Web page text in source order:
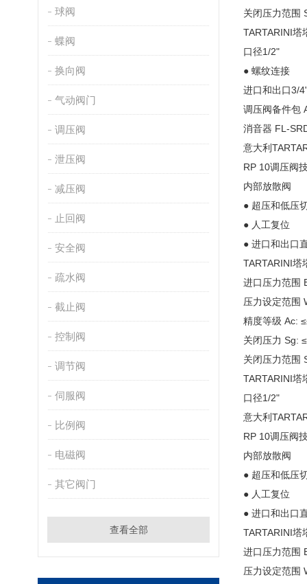
球阀
蝶阀
换向阀
气动阀门
调压阀
泄压阀
减压阀
止回阀
安全阀
疏水阀
截止阀
控制阀
调节阀
伺服阀
比例阀
电磁阀
其它阀门
查看全部
关闭压力范围
TARTARINI塔
口径1/2"
● 螺纹连接
进口和出口3/
调压阀备件包
消音器 FL-
意大利
RP 10调压阀
内部放散阀
● 超压和低压
● 人工复位
● 进口和出口
TARTARINI塔
进口压力范围
压力设定范围
精度等级 Ac:
关闭压力 Sg:
关闭压力范围
TARTARINI塔
口径1/2"
意大利
RP 10调压阀
内部放散阀
● 超压和低压
● 人工复位
● 进口和出口
TARTARINI塔
进口压力范围
压力设定范围